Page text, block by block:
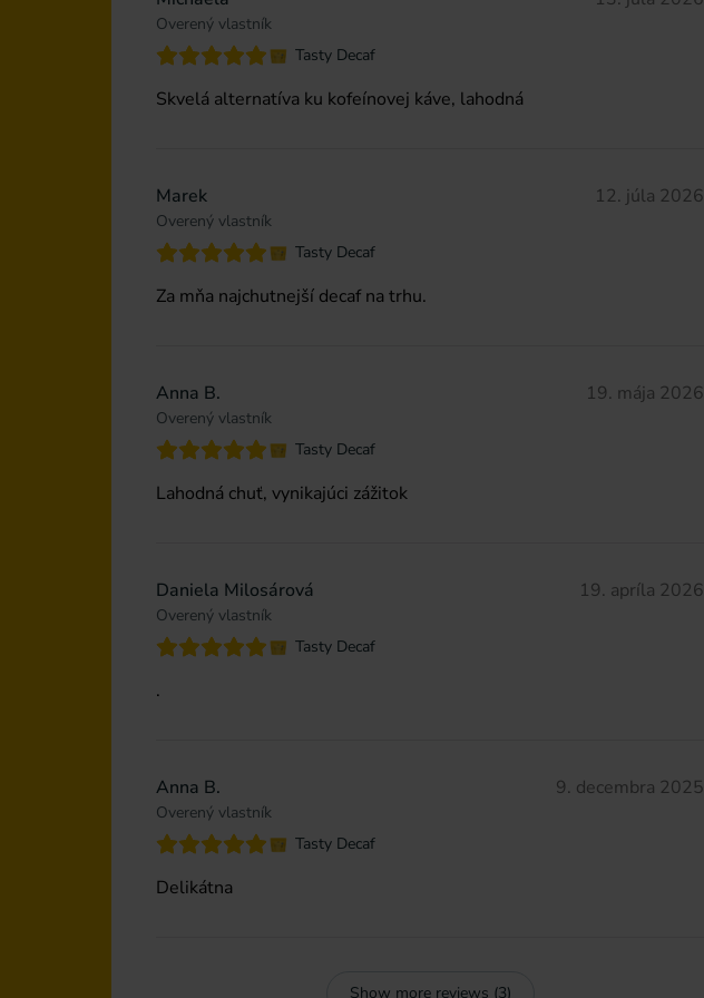
Overený vlastník
Tasty Decaf
Skvelá alternatíva ku kofeínovej káve, lahodná
Marek
Overený vlastník
12. júla 2026
Tasty Decaf
Za mňa najchutnejší decaf na trhu.
Anna B.
Overený vlastník
19. mája 2026
Tasty Decaf
Lahodná chuť, vynikajúci zážitok
Daniela Milosárová
Overený vlastník
19. apríla 2026
Tasty Decaf
.
Anna B.
Overený vlastník
9. decembra 2025
Tasty Decaf
Delikátna
Show more reviews (3)